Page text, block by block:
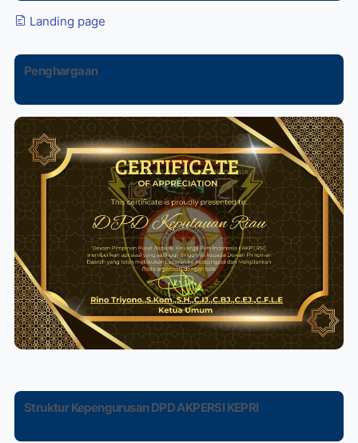
Landing page
Penghargaan
Struktur Kepengurusan DPD AKPERSI KEPRI